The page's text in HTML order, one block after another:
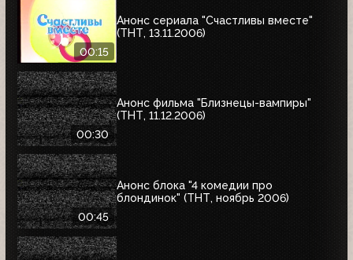
00:15
Анонс сериала "Счастливы вместе"
(ТНТ, 13.11.2006)
00:30
Анонс фильма "Близнецы-вампиры"
(ТНТ, 11.12.2006)
00:45
Анонс блока "4 комедии про
блондинок" (ТНТ, ноябрь 2006)